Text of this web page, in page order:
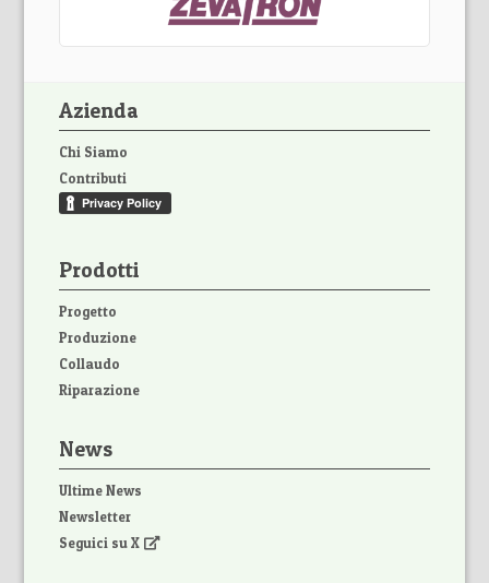
Azienda
Chi Siamo
Contributi
Prodotti
Progetto
Produzione
Collaudo
Riparazione
News
Ultime News
Newsletter
Seguici su X